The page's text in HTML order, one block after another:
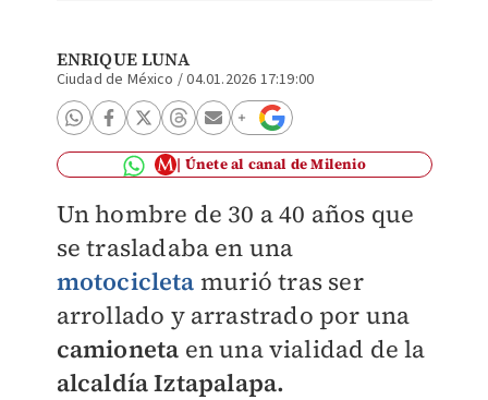
ENRIQUE LUNA
Ciudad de México /04.01.2026 17:19:00
Únete al canal de Milenio
Un hombre de 30 a 40 años que
se trasladaba en una
motocicleta murió tras ser
arrollado y arrastrado por una
camioneta en una vialidad de la
alcaldía Iztapalapa.